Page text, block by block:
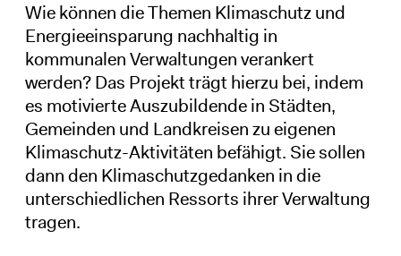
Wie können die Themen Klimaschutz und
Energieeinsparung nachhaltig in
kommunalen Verwaltungen verankert
werden? Das Projekt trägt hierzu bei, indem
es motivierte Auszubildende in Städten,
Gemeinden und Landkreisen zu eigenen
Klimaschutz-Aktivitäten befähigt. Sie sollen
dann den Klimaschutzgedanken in die
unterschiedlichen Ressorts ihrer Verwaltung
tragen.